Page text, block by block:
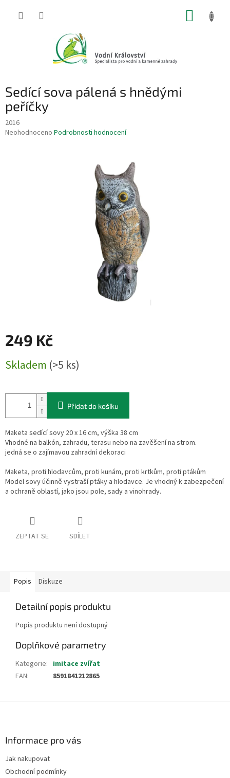
Sedící sova pálená s hnědými
peříčky
2016
Průměrné
Neohodnoceno Podrobnosti hodnocení
249 Kč
cena:
Skladem (>5 ks)
Přidat do košíku
Maketa sedící sovy 20 x 16 cm, výška 38 cm
Vhodné na balkón, zahradu, terasu nebo na zavěšení na strom.
jedná se o zajímavou zahradní dekoraci
Maketa, proti hlodavcům, proti kunám, proti krtkům, proti ptákům
Model sovy účinně vystraší ptáky a hlodavce. Je vhodný k zabezpečení
a ochraně oblastí, jako jsou pole, sady a vinohrady.
ZEPTAT SE SDÍLET
Popis Diskuze
Detailní popis produktu
Popis produktu není dostupný
Doplňkové parametry
Kategorie: imitace zvířat
EAN: 8591841212865
Informace pro vás
Jak nakupovat
Obchodní podmínky